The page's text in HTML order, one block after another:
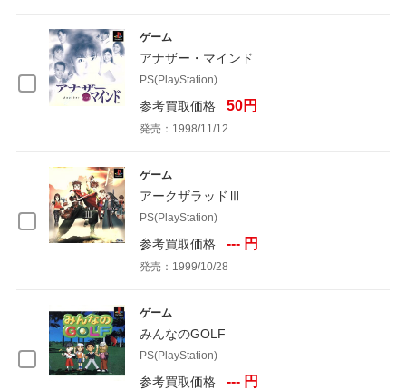
ゲーム
アナザー・マインド
PS(PlayStation)
参考買取価格 50円
発売：1998/11/12
ゲーム
アークザラッドⅢ
PS(PlayStation)
参考買取価格 --- 円
発売：1999/10/28
ゲーム
みんなのGOLF
PS(PlayStation)
参考買取価格 --- 円